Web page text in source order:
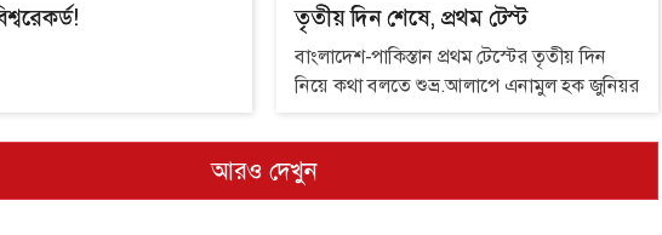
তৃতীয় দিন শেষে, প্রথম টেস্ট
বাংলাদেশ-পাকিস্তান প্রথম টেস্টের তৃতীয় দিন
নিয়ে কথা বলতে শুভ্র.আলাপে এনামুল হক জুনিয়র
আরও দেখুন